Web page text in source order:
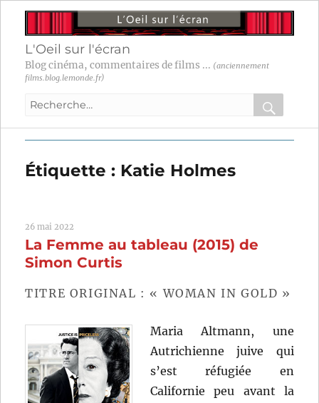
L'Oeil sur l'écran
Blog cinéma, commentaires de films ... (anciennement
films.blog.lemonde.fr)
Recherche
:
OK
Étiquette : Katie Holmes
26 mai 2022
La Femme au tableau (2015) de
Simon Curtis
TITRE ORIGINAL : « WOMAN IN GOLD »
Maria Altmann, une
Autrichienne juive qui
s’est réfugiée en
Californie peu avant la